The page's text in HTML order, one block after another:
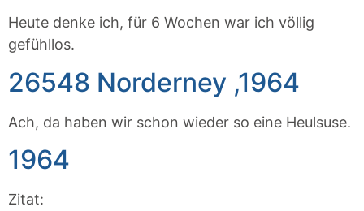
Heute denke ich, für 6 Wochen war ich völlig
gefühllos.
26548 Norderney ,1964
Ach, da haben wir schon wieder so eine Heulsuse.
1964
Zitat: